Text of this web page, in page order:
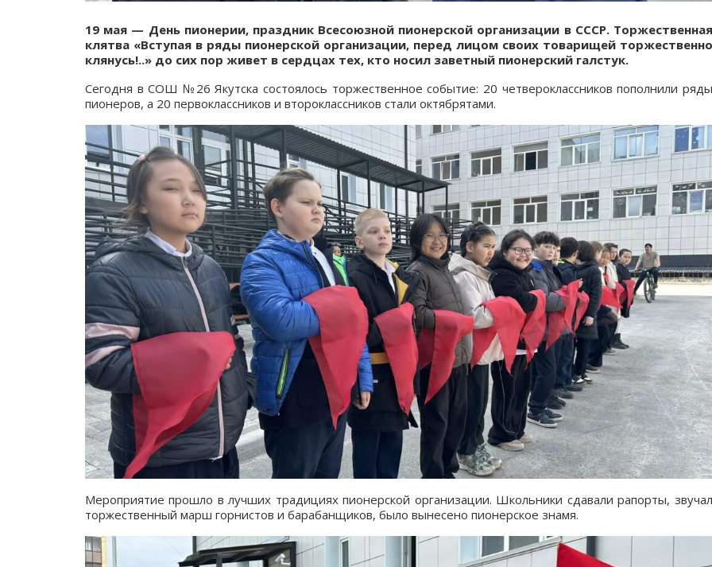
19 мая — День пионерии, праздник Всесоюзной пионерской организации в СССР. Торжественная
клятва «Вступая в ряды пионерской организации, перед лицом своих товарищей торжественно
клянусь!..» до сих пор живет в сердцах тех, кто носил заветный пионерский галстук.
Сегодня в СОШ №26 Якутска состоялось торжественное событие: 20 четвероклассников пополнили ряды
пионеров, а 20 первоклассников и второклассников стали октябрятами.
Мероприятие прошло в лучших традициях пионерской организации. Школьники сдавали рапорты, звучал
торжественный марш горнистов и барабанщиков, было вынесено пионерское знамя.